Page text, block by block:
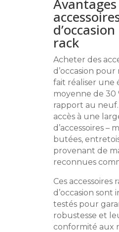
rack
Acheter des
d’occasion pour
fait réaliser une
moyenne de 30
rapport au neuf.
accès à une
d’accessoires –
butées,
provenant de
reconnues
Ces accessoires
d’occasion sont
testés pour
robustesse et
conformité aux